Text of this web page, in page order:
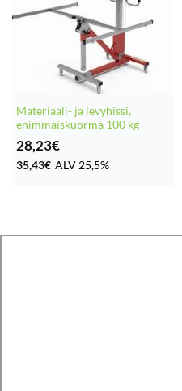
Materiaali- ja levyhissi,
enimmäiskuorma 100 kg
28,23€
35,43€ ALV 25,5%